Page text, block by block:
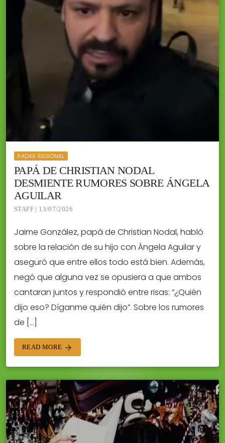
RADAR REGIONAL
PAPÁ DE CHRISTIAN NODAL
DESMIENTE RUMORES SOBRE ÁNGELA
AGUILAR
STAFF | 13/07/2026
Jaime González, papá de Christian Nodal, habló
sobre la relación de su hijo con Ángela Aguilar y
aseguró que entre ellos todo está bien. Además,
negó que alguna vez se opusiera a que ambos
cantaran juntos y respondió entre risas: “¿Quién
dijo eso? Díganme quién dijo”. Sobre los rumores
de […]
READ MORE arrow_forward